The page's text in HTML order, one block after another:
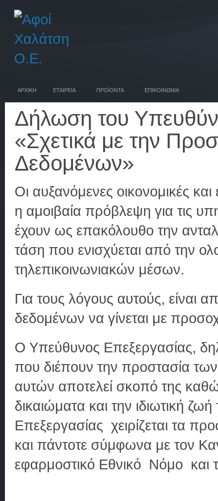
ΑΡΧΙΚΗ ΕΤΑΙΡΕΙΑ ΠΡΟΪΟΝΤΑ ΕΠΙΚΟΙΝΩΝΙΑ
Δήλωση του
«Σχετικά με την
Δεδομένων»
Οι αυξανόμενες οικονομικές
η αμοιβαία πρόβλεψη για τις
έχουν ως επακόλουθο την
τάση που ενισχύεται από την
τηλεπικοινωνιακών μέσων.
Για τους λόγους αυτούς, είναι
δεδομένων να γίνεται με
Ο Υπεύθυνος Επεξεργασίας,
που διέπουν την προστασία
αυτών αποτελεί σκοπό της
δικαιώματα και την ιδιωτική
Επεξεργασίας χειρίζεται τα
και πάντοτε σύμφωνα με τον
εφαρμοστικό Εθνικό Νόμο και